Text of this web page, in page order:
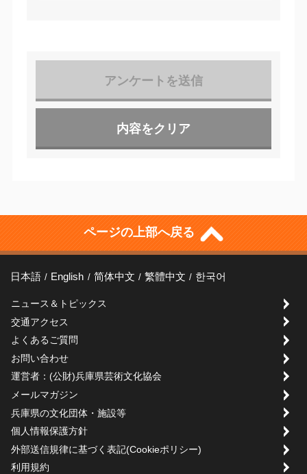
ページの上部へ戻る
日本語 English 简体中文 繁體中文 한국어
ニュース＆トピックス
交通アクセス
よくあるご質問
お問い合わせ
運営者：(公財)兵庫県芸術文化協会
メールマガジン
兵庫県の文化団体・施設等
個人情報保護方針
外部送信規律に基づく表記(Cookieポリシー)
利用規約